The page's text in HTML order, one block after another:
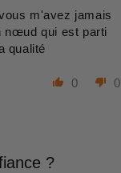
m'avez jamais
nœud qui est parti
qualité
0 0
?